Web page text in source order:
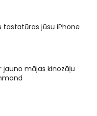
tastatūras jūsu iPhone
jauno mājas kinozāļu